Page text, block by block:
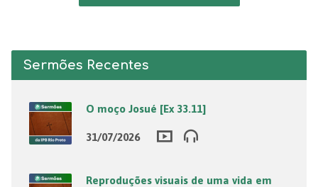
Sermões Recentes
O moço Josué [Ex 33.11]
31/07/2026
Reproduções visuais de uma vida em